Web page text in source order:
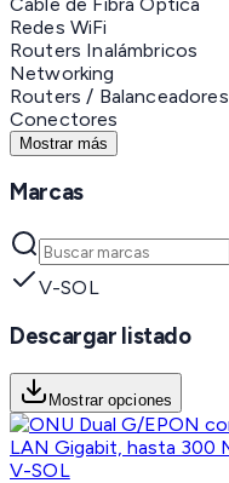
Redes WiFi
Routers Inalámbricos
Networking
Routers / Balanceadores
Conectores
Mostrar más
Marcas
V-SOL
Descargar listado
Mostrar opciones
V-SOL